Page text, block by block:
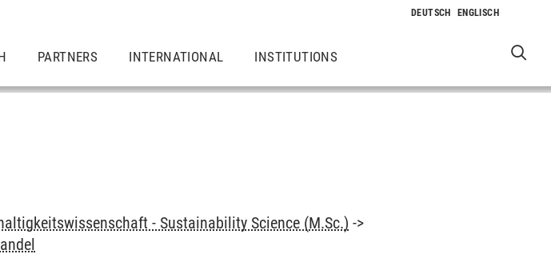
PARTNERS INTERNATIONAL INSTITUTIONS
- Sustainability Science (M.Sc.) ->